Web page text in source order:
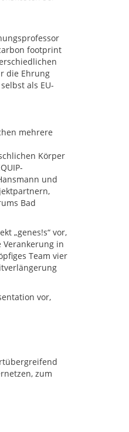
footprint
die Ehrung
als EU-
mehrere
Körper
und
Bad
„genes!s“ vor,
in
Team vier
vor,
zum